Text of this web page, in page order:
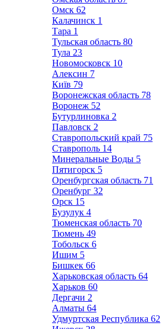
Омск 62
Калачинск 1
Тара 1
Тульская область 80
Тула 23
Новомосковск 10
Алексин 7
Київ 79
Воронежская область 78
Воронеж 52
Бутурлиновка 2
Павловск 2
Ставропольский край 75
Ставрополь 14
Минеральные Воды 5
Пятигорск 5
Оренбургская область 71
Оренбург 32
Орск 15
Бузулук 4
Тюменская область 70
Тюмень 49
Тобольск 6
Ишим 5
Бишкек 66
Харьковская область 64
Харьков 60
Дергачи 2
Алматы 64
Удмуртская Республика 62